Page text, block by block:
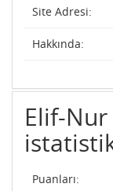
Site Adresi:
Hakkında:
Elif-Nur
Puanları: